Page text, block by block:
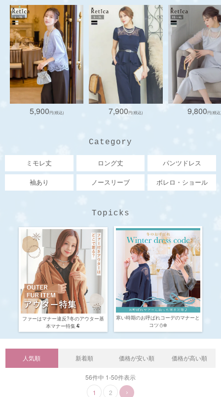
5,900 7,900 9,800
Category
ミモレ丈 ロング丈 パンツドレス
袖あり ノースリーブ ボレロ・ショール
Topicks
ファーはマナー違反?冬のアウター基
本マナー特集🐏
寒い時期のお呼ばれコーデのマナーと
コツ⛄️❄️
人気順 新着順 価格が安い順 価格が高い順
56件中 1-50件表示
1
2